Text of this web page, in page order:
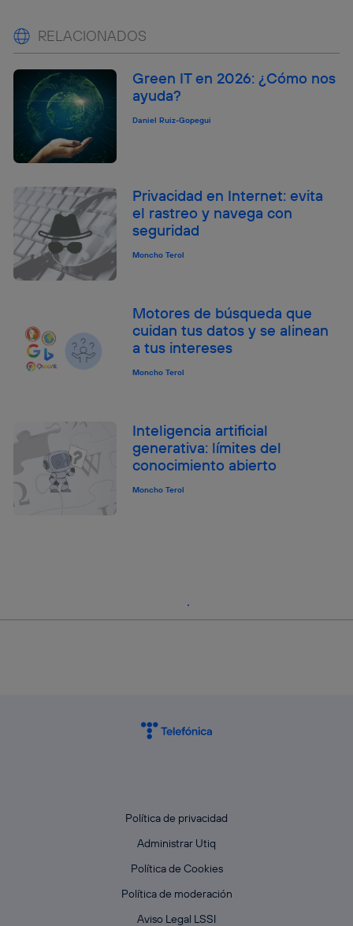
RELACIONADOS
Green IT en 2026: ¿Cómo nos
ayuda?
Daniel Ruiz-Gopegui
Privacidad en Internet: evita
el rastreo y navega con
seguridad
Moncho Terol
Motores de búsqueda que
cuidan tus datos y se alinean
a tus intereses
Moncho Terol
Inteligencia artificial
generativa: límites del
conocimiento abierto
Moncho Terol
Política de privacidad
Administrar Utiq
Política de Cookies
Política de moderación
Aviso Legal LSSI